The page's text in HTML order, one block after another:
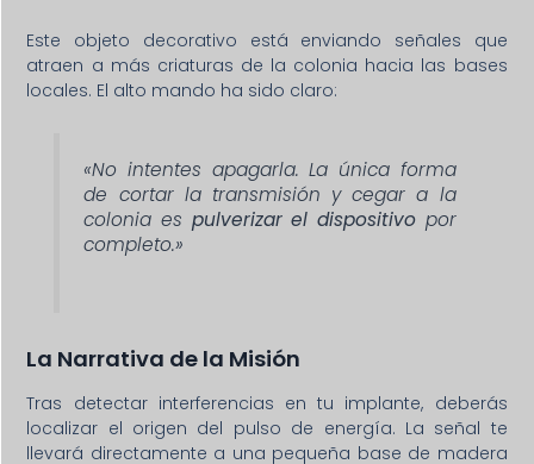
Este objeto decorativo está enviando señales que
atraen a más criaturas de la colonia hacia las bases
locales. El alto mando ha sido claro:
«No intentes apagarla. La única forma
de cortar la transmisión y cegar a la
colonia es pulverizar el dispositivopor
completo.»
La Narrativa de la Misión
Tras detectar interferencias en tu implante, deberás
localizar el origen del pulso de energía. La señal te
llevará directamente a una pequeña base de madera